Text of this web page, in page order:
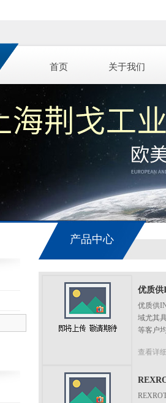
首页 关于我们
产品中心
优质供
优质供
域尤其
等客户
查看详